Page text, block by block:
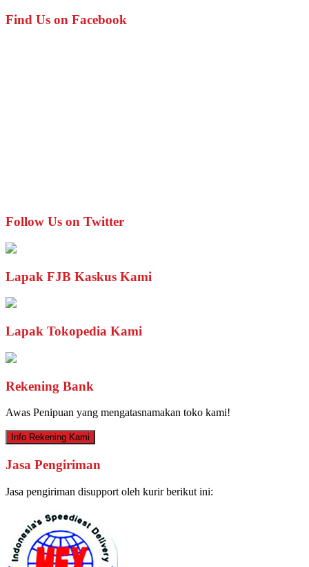
Find Us on Facebook
Follow Us on Twitter
Lapak FJB Kaskus Kami
Lapak Tokopedia Kami
Rekening Bank
Awas Penipuan yang mengatasnamakan toko kami!
Info Rekening Kami
Jasa Pengiriman
Jasa pengiriman disupport oleh kurir berikut ini: